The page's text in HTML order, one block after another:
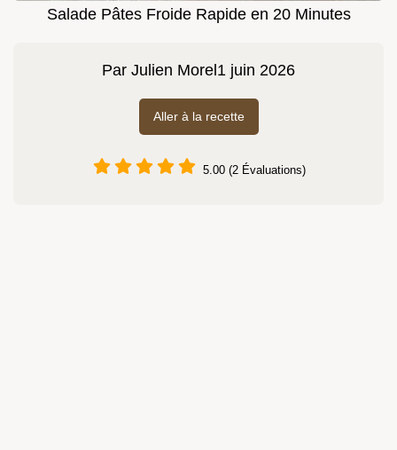
Salade Pâtes Froide Rapide en 20 Minutes
Par Julien Morel 1 juin 2026
Aller à la recette
5.00 (2 Évaluations)